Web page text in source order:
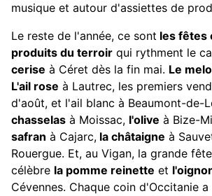
musique et autour d'assiettes de
Le reste de l'année, ce sont les fêtes
produits du terroir qui rythment le
cerise à Céret dès la fin mai. Le
L'ail rose à Lautrec, les premiers
d'août, et l'ail blanc à Beaumont-de-
chasselas à Moissac, l'olive à Bize-
safran à Cajarc, la châtaigne à
Rouergue. Et, au Vigan, la grande
célèbre la pomme reinette et
Cévennes. Chaque coin d'Occitanie